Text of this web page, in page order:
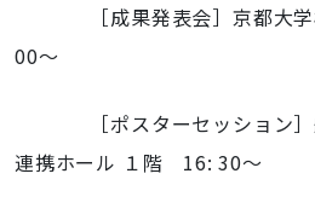
［成果発表会］京都大学
00～
［ポスターセッション］
連携ホール １階 16: 30～